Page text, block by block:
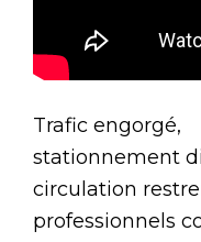
Trafic engorgé,
stationnement
circulation
professionnels